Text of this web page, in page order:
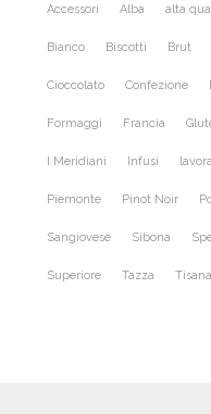
Accessori Alba alta
Bianco Biscotti Brut
Cioccolato Confezione
Formaggi Francia
I Meridiani Infusi
Piemonte Pinot Noir
Sangiovese Sibona
Superiore Tazza Tisana